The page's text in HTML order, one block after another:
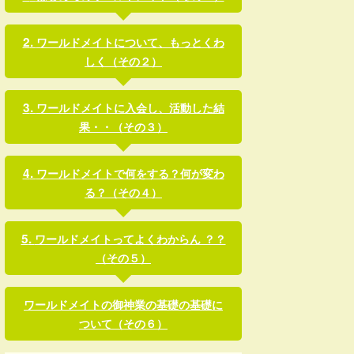
ワールドメイトについて、もっとくわ
しく（その２）
ワールドメイトに入会し、活動した結
果・・（その３）
ワールドメイトで何をする？何が変わ
る？（その４）
ワールドメイトってよくわからん ？？
（その５）
ワールドメイトの御神業の基礎の基礎に
ついて（その６）